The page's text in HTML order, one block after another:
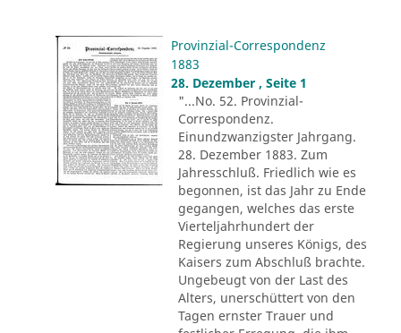
Provinzial-Correspondenz
1883
28. Dezember , Seite 1
"...No. 52. Provinzial-
Correspondenz.
Einundzwanzigster Jahrgang.
28. Dezember 1883. Zum
Jahresschluß. Friedlich wie es
begonnen, ist das Jahr zu Ende
gegangen, welches das erste
Vierteljahrhundert der
Regierung unseres Königs, des
Kaisers zum Abschluß brachte.
Ungebeugt von der Last des
Alters, unerschüttert von den
Tagen ernster Trauer und